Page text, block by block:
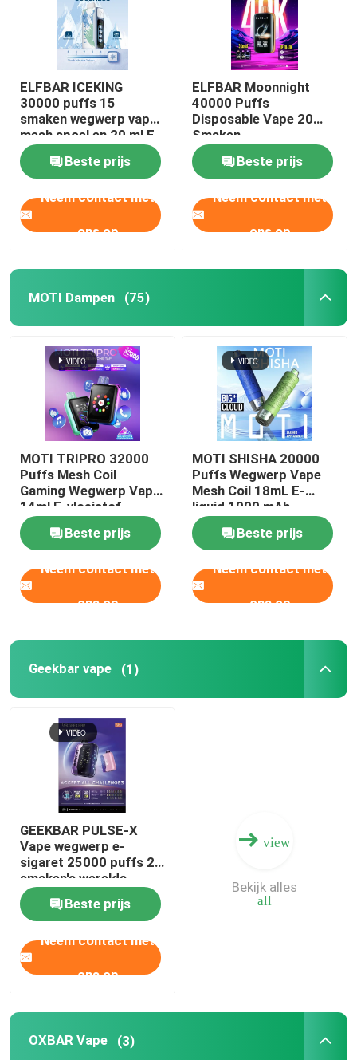
Producten
Over ons
Fabrieksreis
Kwaliteitscontrole
Contacteer ons
Vraag een offerte aan
Vozol damp
ELFBAR Vape
MOTI Dampen
Geekbar vape
OXBAR Vape
Uwell Vape
PEAKBAR damp
HQD VAPE
ELFBAR ICEKING
30000 puffs 15
smaken wegwerp vape
mesh spoel en 20 ml E-
vloeistof capaciteit
Beste prijs
Neem contact met
ons op
ELFBAR Moonnight
40000 Puffs
Disposable Vape 20
Smaken
Beste prijs
Neem contact met
ons op
MOTI Dampen (75)
MOTI TRIPRO 32000
Puffs Mesh Coil
Gaming Wegwerp Vape
14ml E-vloeistof
650mAh 50mg Nicotine
Beste prijs
Neem contact met
ons op
MOTI SHISHA 20000
Puffs Wegwerp Vape
Mesh Coil 18mL E-
liquid 1000 mAh
20mg/mL Nicotine
Type-CBeste prijs
Neem contact met
ons op
Geekbar vape (1)
GEEKBAR PULSE-X
Vape wegwerp e-
sigaret 25000 puffs 20
smaken's werelds
eerste gebogen
schermBeste prijs
Neem contact met
ons op
view
all
Bekijk alles
OXBAR Vape (3)